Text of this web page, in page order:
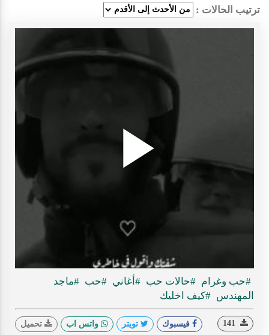
ترتيب الحالات :
Play
#حب وغرام #حالات حب #أغاني #حب #ماجد
المهندس #كيف اخليك
فيسبوك تويتر واتس اب تحميل